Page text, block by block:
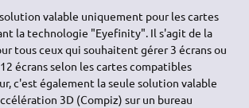
valable uniquement pour les cartes
la technologie "Eyefinity". Il s'agit de la
tous ceux qui souhaitent gérer 3 écrans ou
écrans selon les cartes compatibles
c'est également la seule solution valable
3D (Compiz) sur un bureau